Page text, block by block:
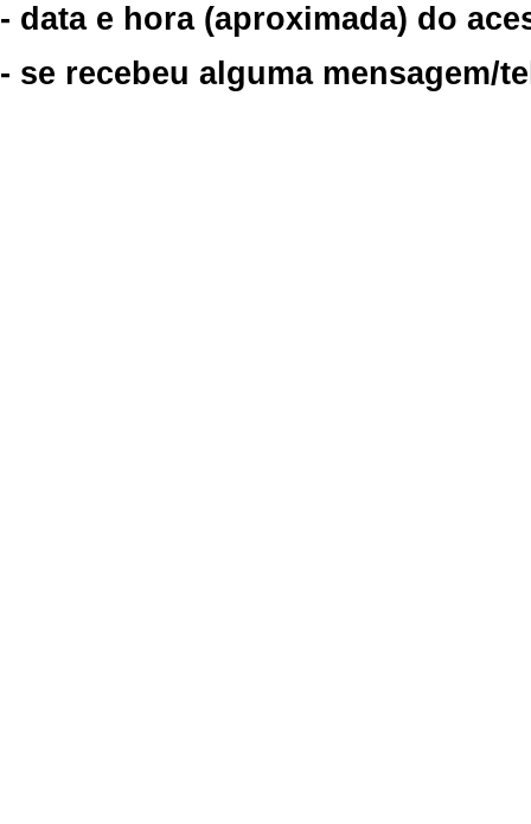
- data e hora (aproximada) do
- se recebeu alguma mensagem/